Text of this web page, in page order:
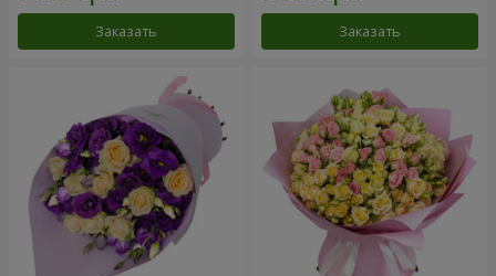
Заказать Заказать